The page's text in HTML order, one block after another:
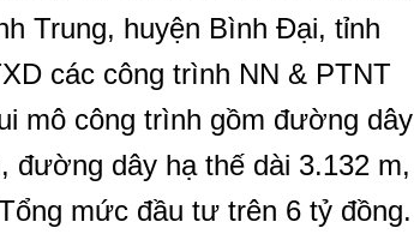
Trung, huyện Bình Đại, tỉnh
các công trình NN & PTNT
mô công trình gồm đường dây
đường dây hạ thế dài 3.132 m,
mức đầu tư trên 6 tỷ đồng.